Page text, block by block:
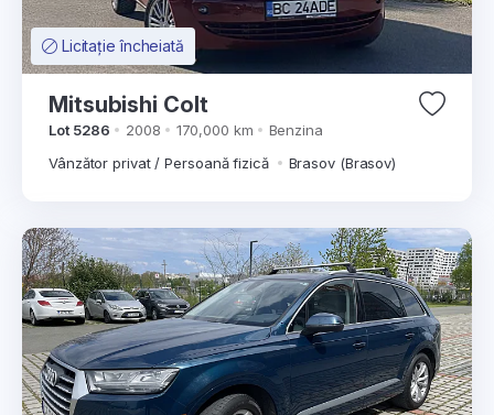
Licitație încheiată
Mitsubishi Colt
Lot 5286 2008 170,000 km
Benzina
Vânzător privat / Persoană fizică
Brasov (Brasov)